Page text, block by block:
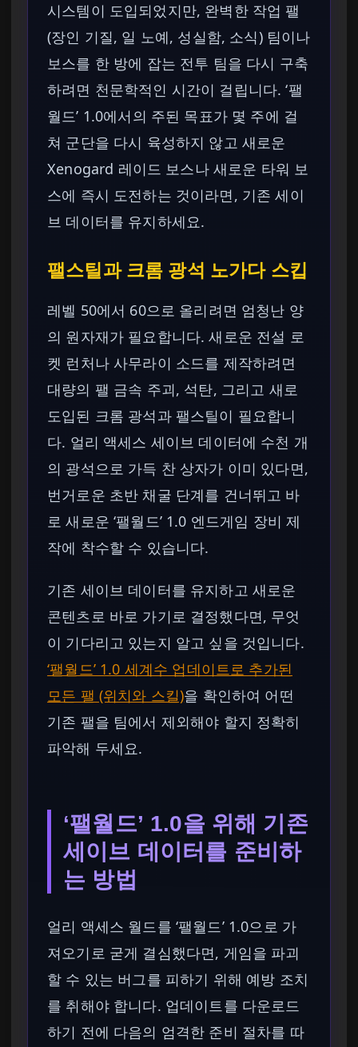
시스템이 도입되었지만, 완벽한 작업 팰
(장인 기질, 일 노예, 성실함, 소식) 팀이나
보스를 한 방에 잡는 전투 팀을 다시 구축
하려면 천문학적인 시간이 걸립니다. ‘팰
월드’ 1.0에서의 주된 목표가 몇 주에 걸
쳐 군단을 다시 육성하지 않고 새로운
Xenogard 레이드 보스나 새로운 타워 보
스에 즉시 도전하는 것이라면, 기존 세이
브 데이터를 유지하세요.
팰스틸과 크롬 광석 노가다 스킵
레벨 50에서 60으로 올리려면 엄청난 양
의 원자재가 필요합니다. 새로운 전설 로
켓 런처나 사무라이 소드를 제작하려면
대량의 팰 금속 주괴, 석탄, 그리고 새로
도입된 크롬 광석과 팰스틸이 필요합니
다. 얼리 액세스 세이브 데이터에 수천 개
의 광석으로 가득 찬 상자가 이미 있다면,
번거로운 초반 채굴 단계를 건너뛰고 바
로 새로운 ‘팰월드’ 1.0 엔드게임 장비 제
작에 착수할 수 있습니다.
기존 세이브 데이터를 유지하고 새로운
콘텐츠로 바로 가기로 결정했다면, 무엇
이 기다리고 있는지 알고 싶을 것입니다.
‘팰월드’ 1.0 세계수 업데이트로 추가된
모든 팰 (위치와 스킬)을 확인하여 어떤
기존 팰을 팀에서 제외해야 할지 정확히
파악해 두세요.
‘팰월드’ 1.0을 위해 기존
세이브 데이터를 준비하
는 방법
얼리 액세스 월드를 ‘팰월드’ 1.0으로 가
져오기로 굳게 결심했다면, 게임을 파괴
할 수 있는 버그를 피하기 위해 예방 조치
를 취해야 합니다. 업데이트를 다운로드
하기 전에 다음의 엄격한 준비 절차를 따